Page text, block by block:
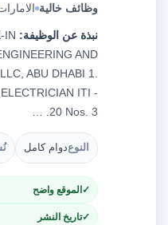
وظائف خالية
نبذة عن الوظيفة: IN
AND
ABU DHABI 1.
ITI -
20 Nos. 3. …
النوعدوام كامل
الموقع واضح
تاريخ النشر